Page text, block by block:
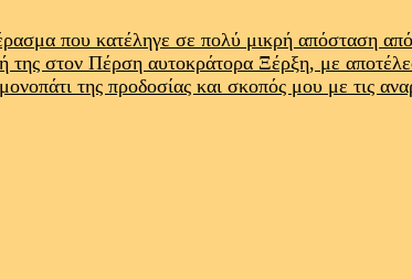
που κατέληγε σε πολύ μικρή απόσταση
της στον Πέρση αυτοκράτορα Ξέρξη, με
της προδοσίας και σκοπός μου με τις